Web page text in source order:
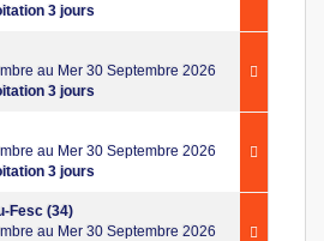
3 jours
au Mer 30 Septembre 2026
3 jours
au Mer 30 Septembre 2026
3 jours
Fesc (34)
au Mer 30 Septembre 2026